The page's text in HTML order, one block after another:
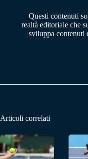
Questi contenuti
realtà editoriale che
sviluppa contenuti
Articoli correlati